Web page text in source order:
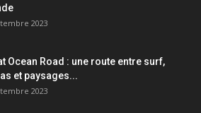
2023
Ocean Road : une route entre surf,
et paysages...
2023